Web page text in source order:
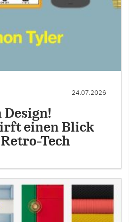
24.07.2026
Design!
einen Blick
Tech